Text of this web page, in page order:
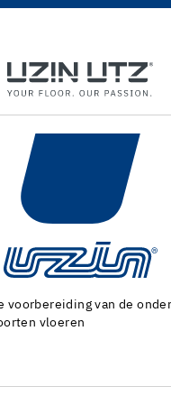
Machines en speciaal
van de ondergrond en het